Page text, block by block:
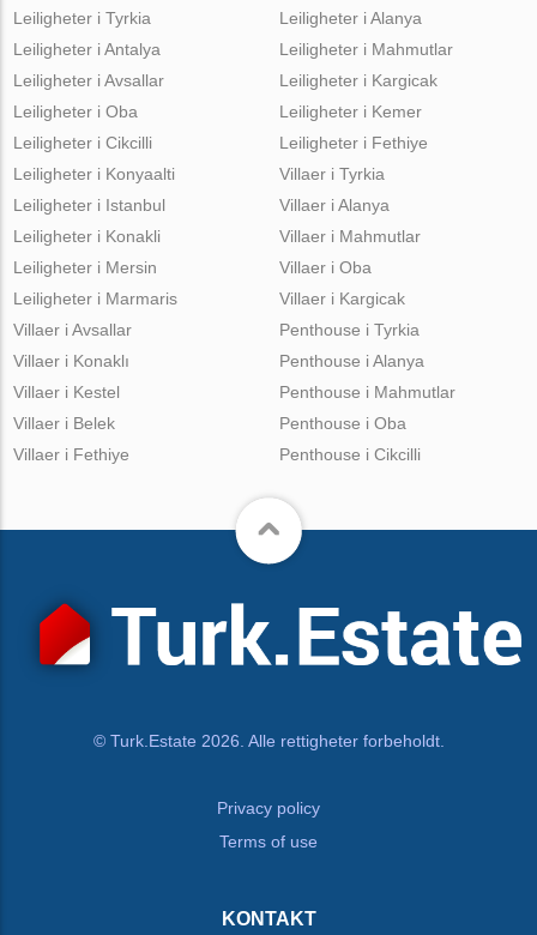
Leiligheter i Tyrkia
Leiligheter i Antalya
Leiligheter i Avsallar
Leiligheter i Oba
Leiligheter i Cikcilli
Leiligheter i Alanya
Leiligheter i Mahmutlar
Leiligheter i Kargicak
Leiligheter i Kemer
Leiligheter i Fethiye
Leiligheter i Konyaalti
Leiligheter i Istanbul
Leiligheter i Konakli
Leiligheter i Mersin
Leiligheter i Marmaris
Villaer i Tyrkia
Villaer i Alanya
Villaer i Mahmutlar
Villaer i Oba
Villaer i Kargicak
Villaer i Avsallar
Villaer i Konaklı
Villaer i Kestel
Villaer i Belek
Villaer i Fethiye
Penthouse i Tyrkia
Penthouse i Alanya
Penthouse i Mahmutlar
Penthouse i Oba
Penthouse i Cikcilli
© Turk.Estate 2026. Alle rettigheter forbeholdt.
Privacy policy
Terms of use
KONTAKT